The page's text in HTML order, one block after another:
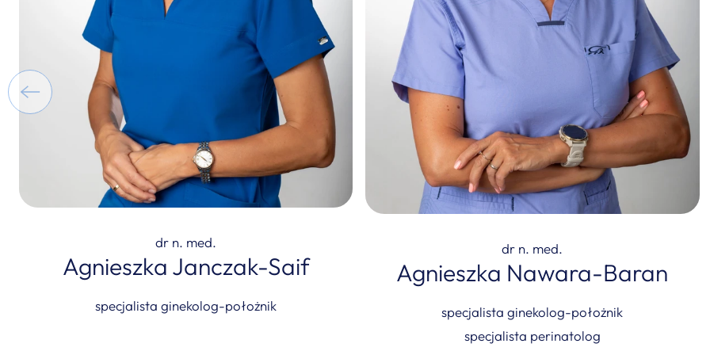
dr n. med.
Agnieszka Janczak-Saif
specjalista ginekolog-położnik
dr n. med.
Agnieszka Nawara-Baran
specjalista ginekolog-położnik
specjalista perinatolog